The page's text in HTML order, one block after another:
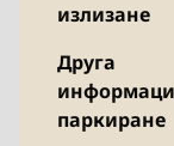
излизане
Друга
паркиране